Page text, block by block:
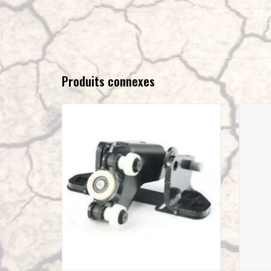
Produits connexes
AJOUTER AU PANIER